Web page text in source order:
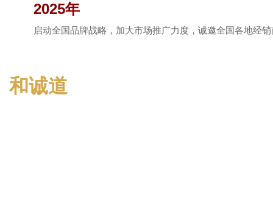
2025年
启动全国品牌战略，加大市场推广力度，诚邀全国各地经
和诚道